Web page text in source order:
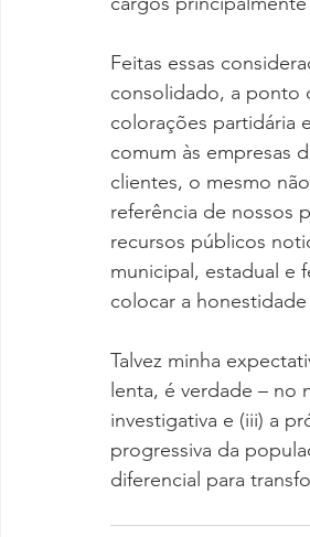
Feitas essas
consolidado, a ponto
colorações partidária
comum às empresas
clientes, o mesmo
referência de nossos
recursos públicos
municipal, estadual e
colocar a
Talvez minha
lenta, é verdade – no
investigativa e (iii) a
progressiva da
diferencial para